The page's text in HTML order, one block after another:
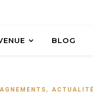
BLOG
, ACTUALITÉ